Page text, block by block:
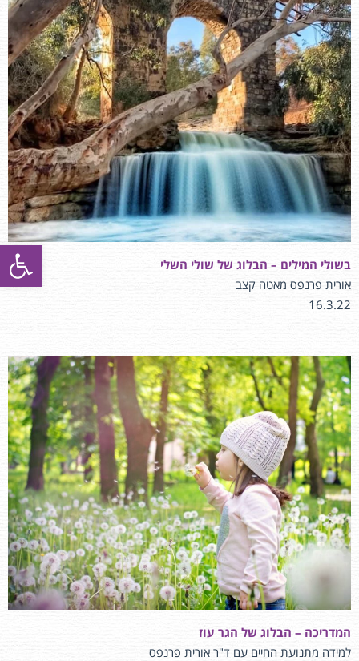
פתח
בשולי המילים – הבלוג של שולי השלי
אורית פרנפס מאטה קצב
16.3.22
המדריכה – הבלוג של הגר עוז
למידה מתנועת החיים עם ד"ר אורית פרנפס